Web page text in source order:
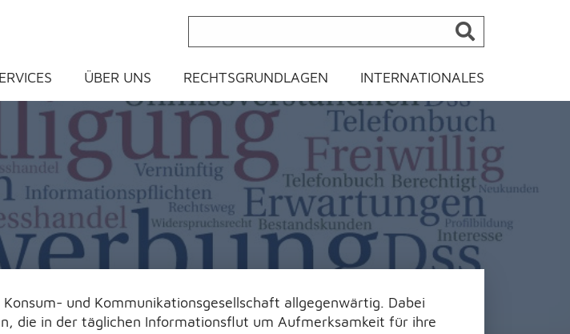
ÜBER UNS RECHTSGRUNDLAGEN INTERNATIONALES
und Kommunikationsgesellschaft allgegenwärtig. Dabei
die in der täglichen Informationsflut um Aufmerksamkeit für ihre